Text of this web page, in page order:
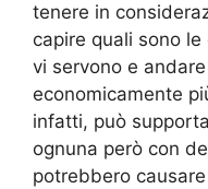
tenere in
capire quali sono
vi servono e
economicamente
infatti, può
ognuna però con
potrebbero